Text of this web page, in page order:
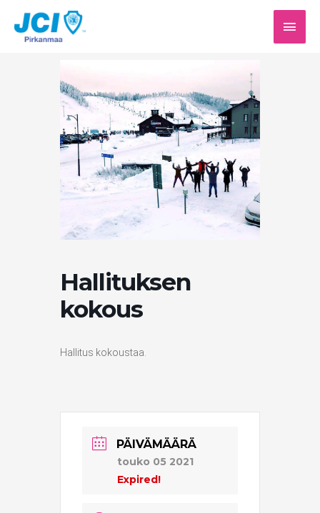
sisältöön
Hallituksen
kokous
Hallitus kokoustaa.
PÄIVÄMÄÄRÄ
touko 05 2021
Expired!